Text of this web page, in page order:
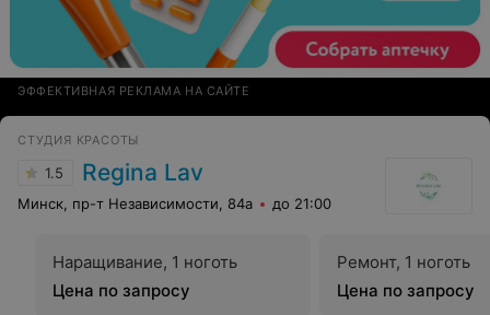
ЭФФЕКТИВНАЯ РЕКЛАМА НА САЙТЕ
СТУДИЯ КРАСОТЫ
1.5 Regina Lav
Минск, пр-т Независимости, 84а до 21:00
Наращивание, 1 ноготь
Цена по запросу
Ремонт, 1 ноготь
Цена по запросу